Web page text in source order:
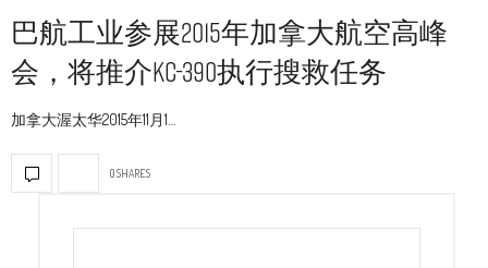
巴航工业参展2015年加拿大航空高峰
会，将推介KC-390执行搜救任务
加拿大渥太华2015年11月1…
0 SHARES